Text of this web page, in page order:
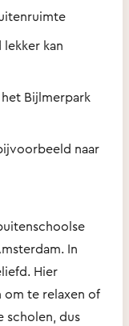
kan
Bijlmerpark
naar
In
Hier
om te relaxen of
scholen, dus